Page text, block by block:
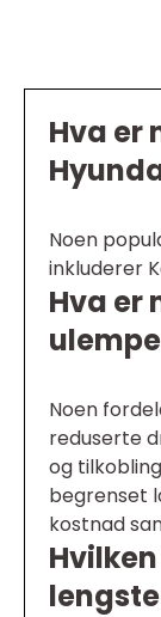
Hva er
Noen
inkluderer
Hva er
Noen
reduserte
og
begrenset
kostnad